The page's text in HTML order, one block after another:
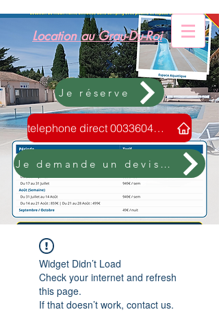
Location au Grau-Du-Roi
Je réserve
telephone direct 0033604088805
Je demande un devis sans engagement
Widget Didn’t Load
Check your internet and refresh
this page.
If that doesn’t work, contact us.